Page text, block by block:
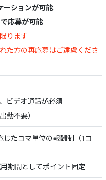
ーションが可能
応募が可能
ります
た方の再応募はご遠慮くださ
ビデオ通話が必須
勤不要）
じたコマ単位の報酬制（1コ
期間としてポイント固定